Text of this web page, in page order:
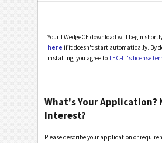
Your TWedgeCE download will begin
here if it doesn't start automatically. By
installing, you agree toTEC-IT's license
What's Your Application?
Interest?
Please describe your application or